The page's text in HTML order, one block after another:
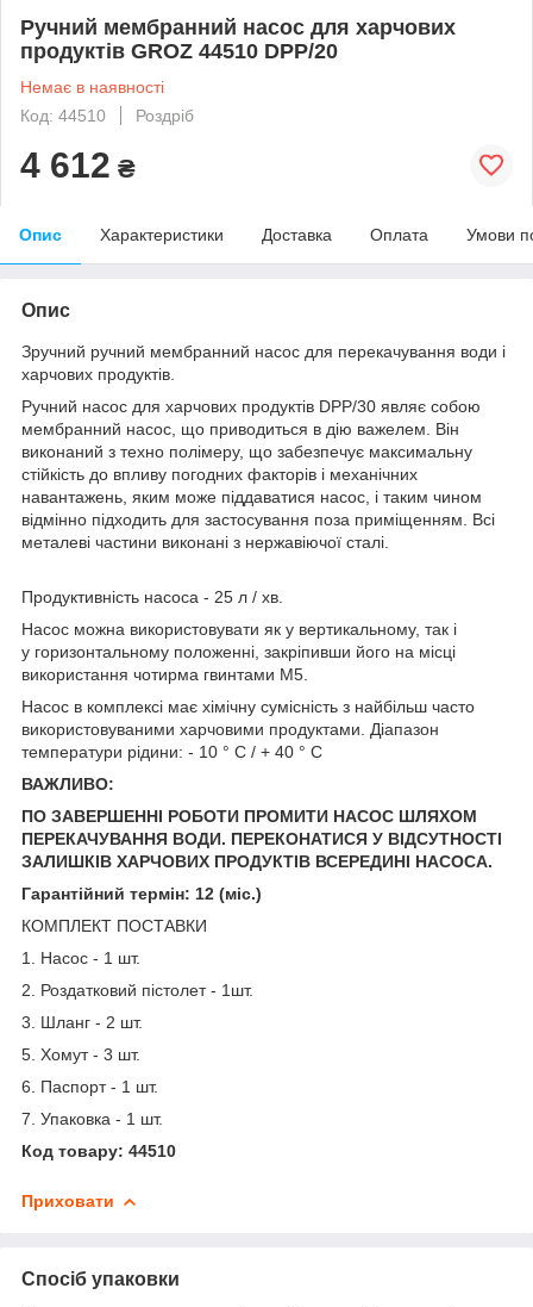
Ручний мембранний насос для харчових
продуктів GROZ 44510 DPP/20
Немає в наявності
Код: 44510
Роздріб
4 612 ₴
Опис Характеристики Доставка Оплата Умови
Опис
Зручний ручний мембранний насос для перекачування води і
харчових продуктів.
Ручний насос для харчових продуктів DPP/30 являє собою
мембранний насос, що приводиться в дію важелем. Він
виконаний з техно полімеру, що забезпечує максимальну
стійкість до впливу погодних факторів і механічних
навантажень, яким може піддаватися насос, і таким чином
відмінно підходить для застосування поза приміщенням. Всі
металеві частини виконані з нержавіючої сталі.
Продуктивність насоса - 25 л / хв.
Насос можна використовувати як у вертикальному, так і
у горизонтальному положенні, закріпивши його на місці
використання чотирма гвинтами M5.
Насос в комплексі має хімічну сумісність з найбільш часто
використовуваними харчовими продуктами. Діапазон
температури рідини: - 10 ° C / + 40 ° C
ВАЖЛИВО:
ПО ЗАВЕРШЕННІ РОБОТИ ПРОМИТИ НАСОС ШЛЯХОМ
ПЕРЕКАЧУВАННЯ ВОДИ. ПЕРЕКОНАТИСЯ У ВІДСУТНОСТІ
ЗАЛИШКІВ ХАРЧОВИХ ПРОДУКТІВ ВСЕРЕДИНІ НАСОСА.
Гарантійний термін: 12 (міс.)
КОМПЛЕКТ ПОСТАВКИ
1. Насос - 1 шт.
2. Роздатковий пістолет - 1шт.
3. Шланг - 2 шт.
5. Хомут - 3 шт.
6. Паспорт - 1 шт.
7. Упаковка - 1 шт.
Код товару: 44510
Приховати
Спосіб упаковки